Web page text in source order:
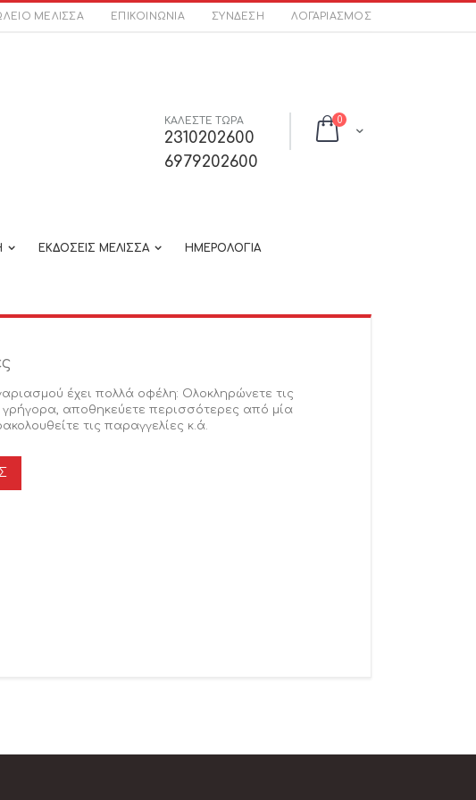
ΜΕΛΙΣΣΑ ΕΠΙΚΟΙΝΩΝΊΑ ΣΎΝΔΕΣΗ ΛΟΓΑΡΙΑΣΜΌΣ
Cart
0στοιχεία
ΚΑΛΕΣΤΕ ΤΩΡΑ
2310202600
6979202600
ΕΚΔΟΣΕΙΣ ΜΕΛΙΣΣΑ ΗΜΕΡΟΛΟΓΙΑ
έχει πολλά οφέλη: Ολοκληρώνετε τις
γρήγορα, αποθηκεύετε περισσότερες από μία
τις παραγγελίες κ.ά.